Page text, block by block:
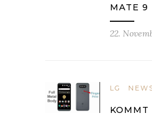
MATE 9
22.
LG
KOMMT